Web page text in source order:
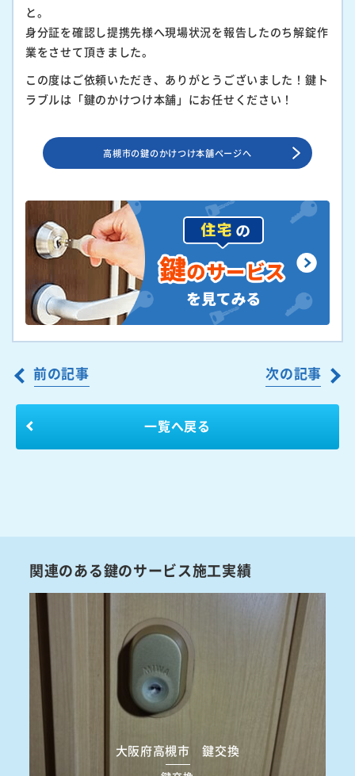
と。
身分証を確認し提携先様へ現場状況を報告したのち解錠作
業をさせて頂きました。
この度はご依頼いただき、ありがとうございました！鍵ト
ラブルは「鍵のかけつけ本舗」にお任せください！
高槻市の鍵のかけつけ本舗ページへ
前の記事
一覧へ戻る
次の記事
関連のある鍵のサービス施工実績
大阪府高槻市 鍵交換